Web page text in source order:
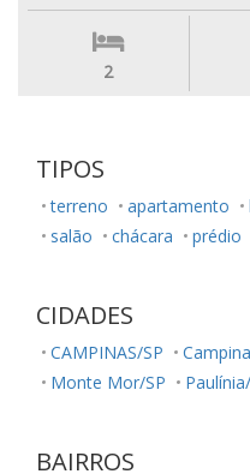
2
TIPOS
terreno apartamento
salão
chácara prédio
CIDADES
CAMPINAS/SP
Monte Mor/SP
BAIRROS